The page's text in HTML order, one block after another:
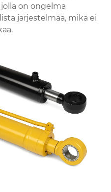
on ongelma
järjestelmää, mikä ei